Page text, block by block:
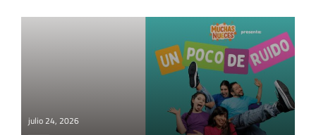
julio 24, 2026